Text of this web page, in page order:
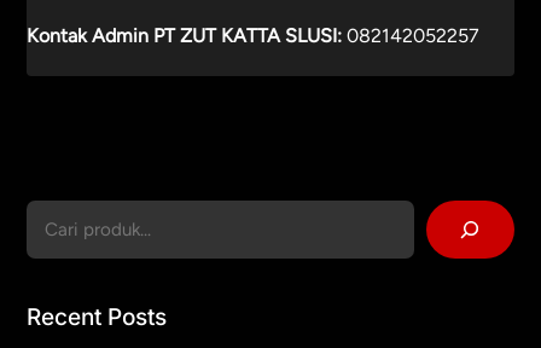
Kontak Admin PT ZUT KATTA SLUSI: 082142052257
Cari
Recent Posts